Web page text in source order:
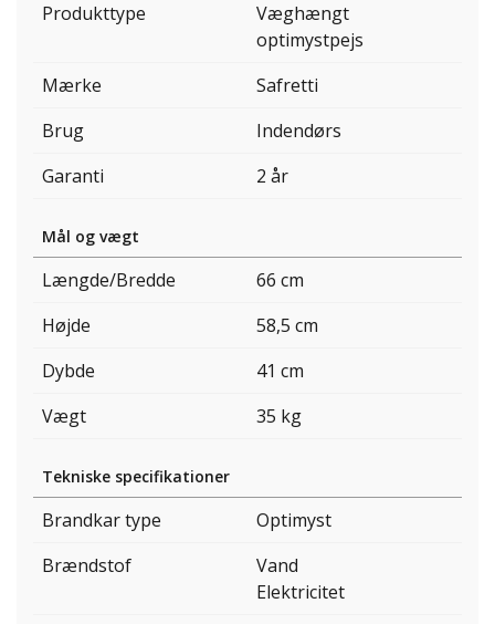
Produkttype
Væghængt
optimystpejs
Mærke
Safretti
Brug
Indendørs
Garanti
2 år
Mål og vægt
Længde/Bredde
66 cm
Højde
58,5 cm
Dybde
41 cm
Vægt
35 kg
Tekniske specifikationer
Brandkar type
Optimyst
Brændstof
Vand
Elektricitet